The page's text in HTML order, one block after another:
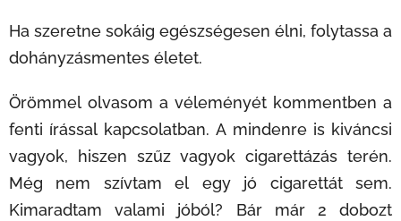
Ha szeretne sokáig egészségesen élni, folytassa a
dohányzásmentes életet.
Örömmel olvasom a véleményét kommentben a
fenti írással kapcsolatban. A mindenre is kiváncsi
vagyok, hiszen szűz vagyok cigarettázás terén.
Még nem szívtam el egy jó cigarettát sem.
Kimaradtam valami jóból? Bár már 2 dobozt